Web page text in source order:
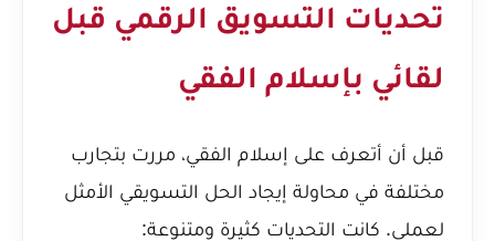
تحديات التسويق الرقمي قبل
لقائي بإسلام الفقي
قبل أن أتعرف على إسلام الفقي، مررت بتجارب
مختلفة في محاولة إيجاد الحل التسويقي الأمثل
لعملي. كانت التحديات كثيرة ومتنوعة: